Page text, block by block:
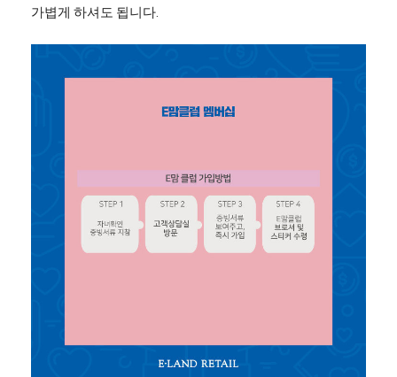
가볍게 하셔도 됩니다.